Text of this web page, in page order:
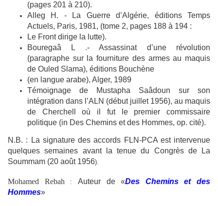
(pages 201 à 210).
Alleg H. - La Guerre d’Algérie, éditions Temps
Actuels, Paris, 1981, (tome 2, pages 188 à 194 :
Le Front dirige la lutte).
Bouregaâ L .- Assassinat d’une révolution
(paragraphe sur la fourniture des armes au maquis
de Ouled Slama), éditions Bouchène
(en langue arabe), Alger, 1989
Témoignage de Mustapha Saâdoun sur son
intégration dans l’ALN (début juillet 1956), au maquis
de Cherchell où il fut le premier commissaire
politique (in Des Chemins et des Hommes, op. cité).
N.B. : La signature des accords FLN-PCA est intervenue
quelques semaines avant la tenue du Congrès de La
Soummam (20 août 1956).
Mohamed Rebah: Auteur de «Des Chemins et des
Hommes»